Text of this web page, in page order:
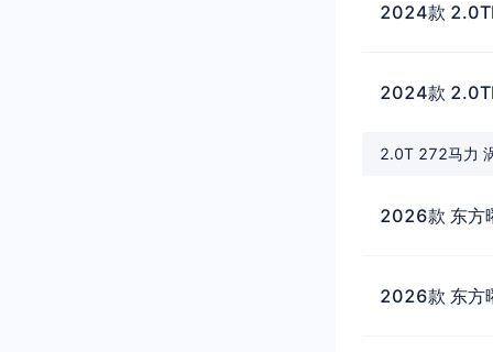
2024款
2024款
2.0T 272马力
2026款 东方
2026款 东方